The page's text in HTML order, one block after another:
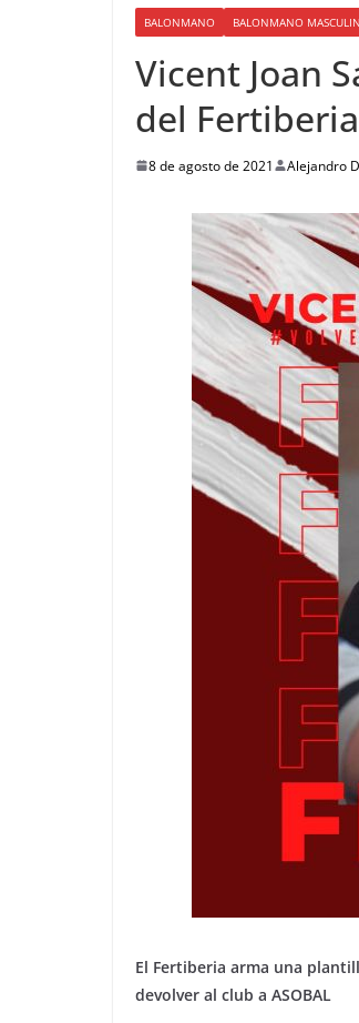
BALONMANO BALONMANO
Vicent Joan
del Fertiberia
8 de agosto de 2021 Alejandro
El Fertiberia arma una
devolver al club a ASOBAL